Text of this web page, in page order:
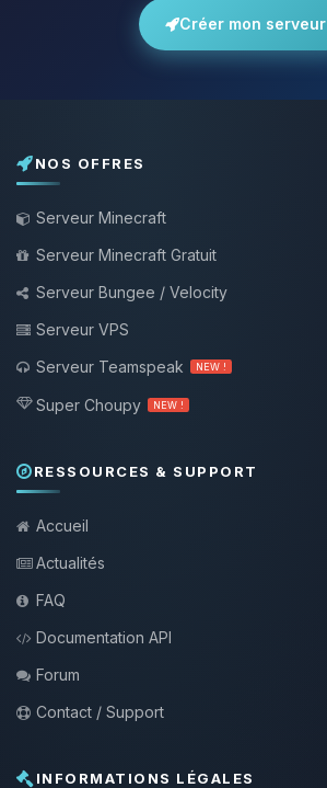
Créer mon serveur
NOS OFFRES
Serveur Minecraft
Serveur Minecraft Gratuit
Serveur Bungee / Velocity
Serveur VPS
Serveur Teamspeak
NEW !
Super Choupy NEW !
RESSOURCES & SUPPORT
Accueil
Actualités
FAQ
Documentation API
Forum
Contact / Support
INFORMATIONS LÉGALES